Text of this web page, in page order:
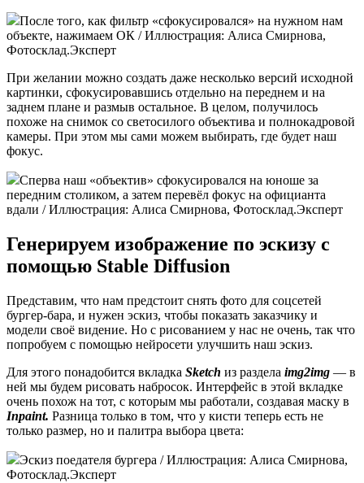
После того, как фильтр «сфокусировался» на нужном нам
объекте, нажимаем ОК / Иллюстрация: Алиса Смирнова,
Фотосклад.Эксперт
При желании можно создать даже несколько версий исходной
картинки, сфокусировавшись отдельно на переднем и на
заднем плане и размыв остальное. В целом, получилось
похоже на снимок со светосилого объектива и полнокадровой
камеры. При этом мы сами можем выбирать, где будет наш
фокус.
Сперва наш «объектив» сфокусировался на юноше за
передним столиком, а затем перевёл фокус на официанта
вдали / Иллюстрация: Алиса Смирнова, Фотосклад.Эксперт
Генерируем изображение по эскизу с
помощью Stable Diffusion
Представим, что нам предстоит снять фото для соцсетей
бургер-бара, и нужен эскиз, чтобы показать заказчику и
модели своё видение. Но с рисованием у нас не очень, так что
попробуем с помощью нейросети улучшить наш эскиз.
Для этого понадобится вкладка Sketch из раздела img2img — в
ней мы будем рисовать набросок. Интерфейс в этой вкладке
очень похож на тот, с которым мы работали, создавая маску в
Inpaint. Разница только в том, что у кисти теперь есть не
только размер, но и палитра выбора цвета:
Эскиз поедателя бургера / Иллюстрация: Алиса Смирнова,
Фотосклад.Эксперт